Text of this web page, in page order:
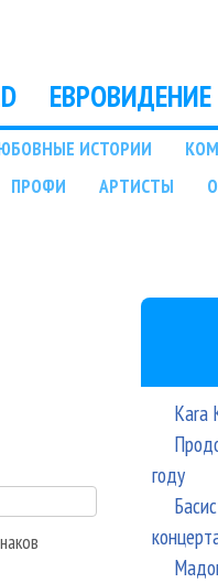
ЕВРОВИДЕНИЕ
ИСТОРИИ
ПРОФИ АРТИСТЫ
Kara
году